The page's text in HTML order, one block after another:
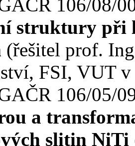
106/08/
struktury při
(řešitel prof.
FSI, VUT
106/05/
a
slitin NiTi